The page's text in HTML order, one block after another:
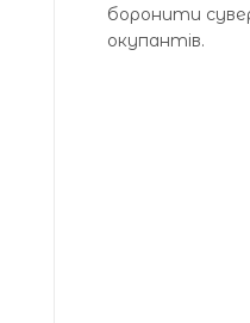
боронити
окупантів.